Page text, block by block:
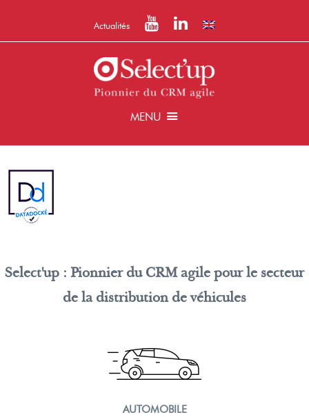
Actualités
MENU
Select'up : Pionnier du CRM agile pour le secteur
de la distribution de véhicules
AUTOMOBILE